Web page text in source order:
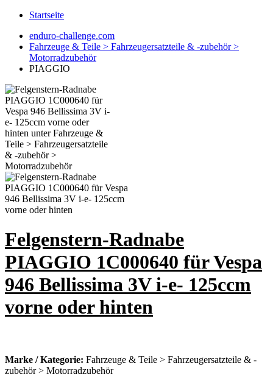
Startseite
enduro-challenge.com
Fahrzeuge & Teile > Fahrzeugersatzteile & -zubehör >
Motorradzubehör
PIAGGIO
Felgenstern-Radnabe
PIAGGIO 1C000640 für Vespa
946 Bellissima 3V i-e- 125ccm
vorne oder hinten
Marke / Kategorie: Fahrzeuge & Teile > Fahrzeugersatzteile & -
zubehör > Motorradzubehör